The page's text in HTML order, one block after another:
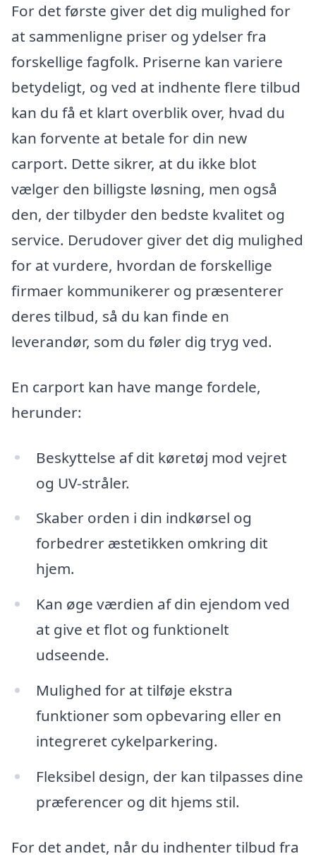
For det første giver det dig mulighed for
at sammenligne priser og ydelser fra
forskellige fagfolk. Priserne kan variere
betydeligt, og ved at indhente flere tilbud
kan du få et klart overblik over, hvad du
kan forvente at betale for din new
carport. Dette sikrer, at du ikke blot
vælger den billigste løsning, men også
den, der tilbyder den bedste kvalitet og
service. Derudover giver det dig mulighed
for at vurdere, hvordan de forskellige
firmaer kommunikerer og præsenterer
deres tilbud, så du kan finde en
leverandør, som du føler dig tryg ved.
En carport kan have mange fordele,
herunder:
Beskyttelse af dit køretøj mod vejret
og UV-stråler.
Skaber orden i din indkørsel og
forbedrer æstetikken omkring dit
hjem.
Kan øge værdien af din ejendom ved
at give et flot og funktionelt
udseende.
Mulighed for at tilføje ekstra
funktioner som opbevaring eller en
integreret cykelparkering.
Fleksibel design, der kan tilpasses dine
præferencer og dit hjems stil.
For det andet, når du indhenter tilbud fra